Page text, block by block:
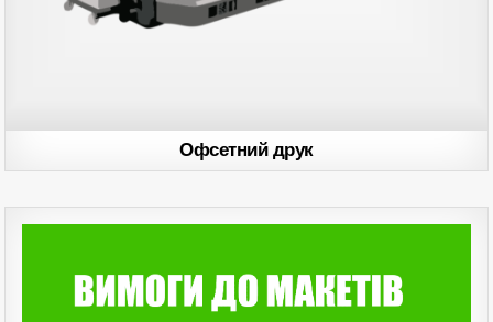
Офсетний друк